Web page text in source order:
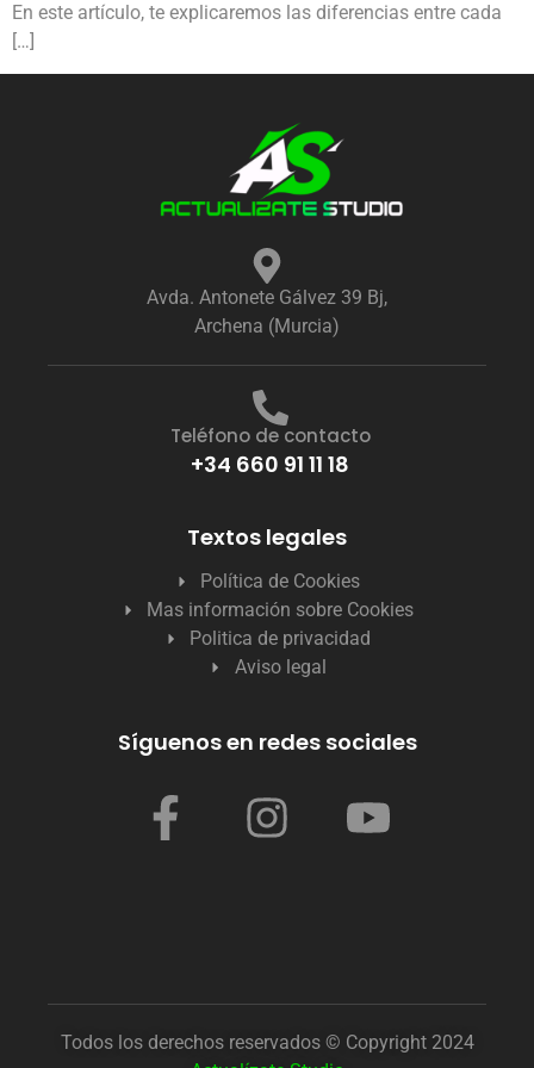
En este artículo, te explicaremos las diferencias entre cada
[…]
Avda. Antonete Gálvez 39 Bj,
Archena (Murcia)
Teléfono de contacto
+34 660 91 11 18
Textos legales
Política de Cookies
Mas información sobre Cookies
Politica de privacidad
Aviso legal
Síguenos en redes sociales
Todos los derechos reservados © Copyright 2024